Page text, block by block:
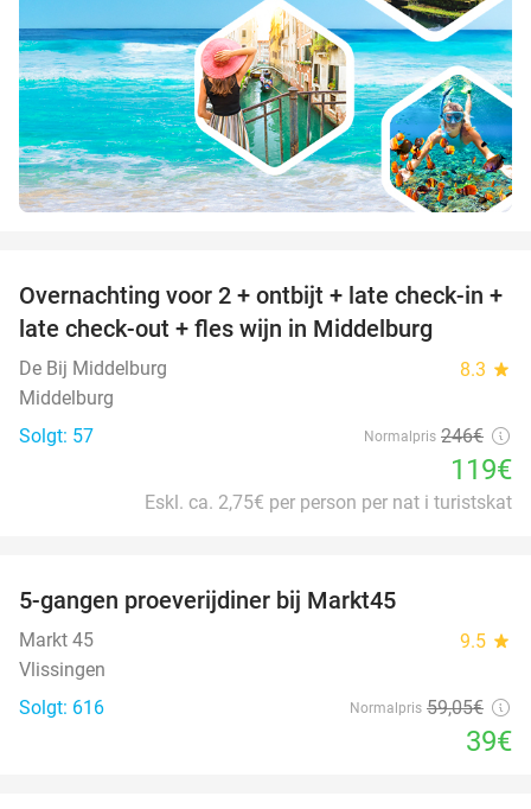
52%
Overnachting voor 2 + ontbijt + late check-in +
late check-out + fles wijn in Middelburg
De Bij Middelburg 8.3 star
Middelburg
Solgt: 57
Normalpris 246€
119€
Eskl. ca. 2,75€ per person per nat i turistskat
5-gangen proeverijdiner bij Markt45
Markt 45 9.5 star
Vlissingen
Solgt: 616
Normalpris 59,05€
39€